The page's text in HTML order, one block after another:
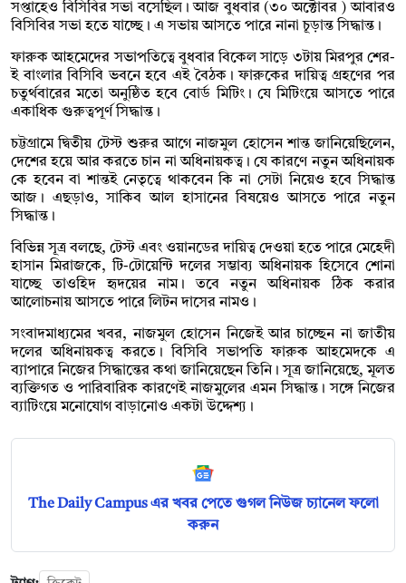
সপ্তাহেও বিসিবির সভা বসেছিল। আজ বুধবার (৩০ অক্টোবর ) আবারও
বিসিবির সভা হতে যাচ্ছে। এ সভায় আসতে পারে নানা চূড়ান্ত সিদ্ধান্ত।
ফারুক আহমেদের সভাপতিত্বে বুধবার বিকেল সাড়ে ৩টায় মিরপুর শের-
ই বাংলার বিসিবি ভবনে হবে এই বৈঠক। ফারুকের দায়িত্ব গ্রহণের পর
চতুর্থবারের মতো অনুষ্ঠিত হবে বোর্ড মিটিং। যে মিটিংয়ে আসতে পারে
একাধিক গুরুত্বপূর্ণ সিদ্ধান্ত।
চট্টগ্রামে দ্বিতীয় টেস্ট শুরুর আগে নাজমুল হোসেন শান্ত জানিয়েছিলেন,
দেশের হয়ে আর করতে চান না অধিনায়কত্ব। যে কারণে নতুন অধিনায়ক
কে হবেন বা শান্তই নেতৃত্বে থাকবেন কি না সেটা নিয়েও হবে সিদ্ধান্ত
আজ। এছড়াও, সাকিব আল হাসানের বিষয়েও আসতে পারে নতুন
সিদ্ধান্ত।
বিভিন্ন সূত্র বলছে, টেস্ট এবং ওয়ানডের দায়িত্ব দেওয়া হতে পারে মেহেদী
হাসান মিরাজকে, টি-টোয়েন্টি দলের সম্ভাব্য অধিনায়ক হিসেবে শোনা
যাচ্ছে তাওহিদ হৃদয়ের নাম। তবে নতুন অধিনায়ক ঠিক করার
আলোচনায় আসতে পারে লিটন দাসের নামও।
সংবাদমাধ্যমের খবর, নাজমুল হোসেন নিজেই আর চাচ্ছেন না জাতীয়
দলের অধিনায়কত্ব করতে। বিসিবি সভাপতি ফারুক আহমেদকে এ
ব্যাপারে নিজের সিদ্ধান্তের কথা জানিয়েছেন তিনি। সূত্র জানিয়েছে, মূলত
ব্যক্তিগত ও পারিবারিক কারণেই নাজমুলের এমন সিদ্ধান্ত। সঙ্গে নিজের
ব্যাটিংয়ে মনোযোগ বাড়ানোও একটা উদ্দেশ্য।
The Daily Campus এর খবর পেতে গুগল নিউজ চ্যানেল ফলো
করুন